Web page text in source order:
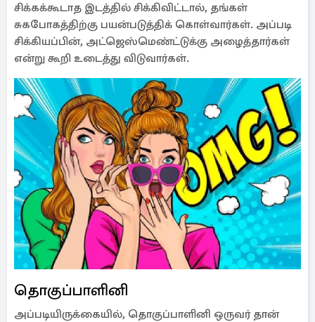
சிக்கக்கூடாத இடத்தில் சிக்கிவிட்டால், தங்கள்
சுகபோகத்திற்கு பயன்படுத்திக் கொள்வார்கள். அப்படி
சிக்கியப்பின், அட்ஜெஸ்மெண்ட்டுக்கு அழைத்தார்கள்
என்று கூறி உடைத்து விடுவார்கள்.
தொகுப்பாளினி
அப்படியிருக்கையில், தொகுப்பாளினி ஒருவர் தான்